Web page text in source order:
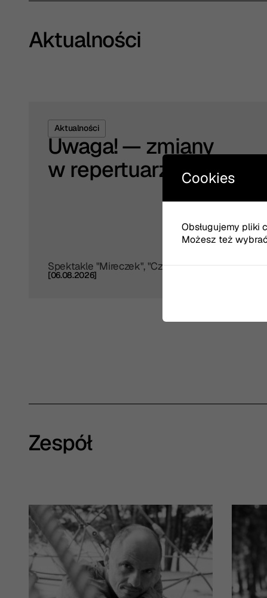
Aktualności
Aktualności
Uwaga! — zmiany
w repertuarze
Spektakle "Mireczek", "Czas porzucenia", "Toń"
[06.08.2026]
Zespół
Cookies
Obsługujemy pliki
Możesz też